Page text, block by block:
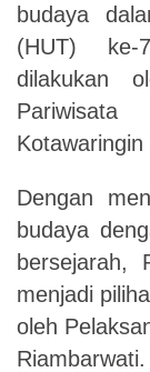
budaya
(HUT) ke-
dilakukan
Dengan
budaya
bersejarah,
menjadi
oleh
Riambarwati.